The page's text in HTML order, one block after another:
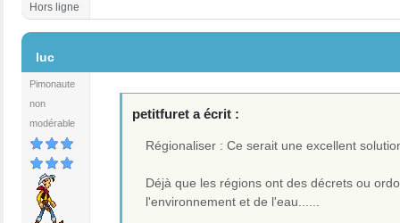
Hors ligne
luc
Pimonaute
non
modérable
petitfuret a écrit :
Régionaliser : Ce serait une excellent
Déjà que les régions ont des décrets ou
l'environnement et de l'eau......